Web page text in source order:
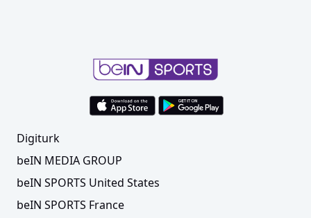
Digiturk
beIN MEDIA GROUP
beIN SPORTS United States
beIN SPORTS France